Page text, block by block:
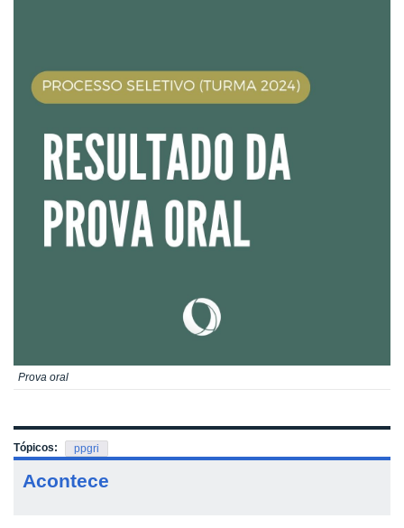
Prova oral
Tópicos: ppgri
Acontece